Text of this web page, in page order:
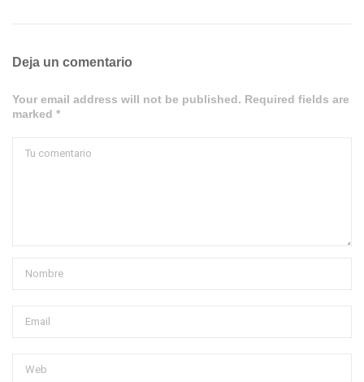
Deja un comentario
Your email address will not be published. Required fields are
marked *